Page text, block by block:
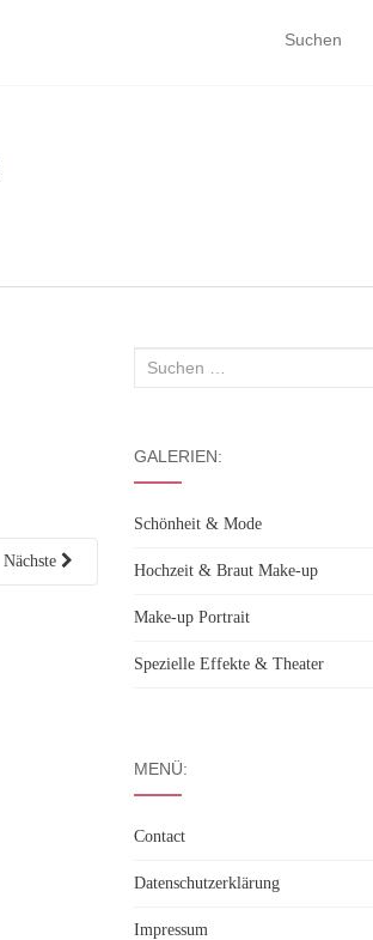
Nächste
Suchen
GALERIEN:
Schönheit & Mode
Hochzeit & Braut Make-up
Make-up Portrait
Spezielle Effekte & Theater
MENÜ:
Contact
Datenschutzerklärung
Impressum